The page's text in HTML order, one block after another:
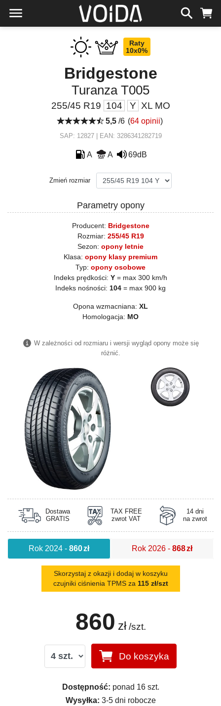
Raty
10x0%
Bridgestone
Turanza T005
255/45 R19 104 Y XL MO
5,5/6 (64 opinii)
SAP: 12827 | EAN: 3286341282719
A A 69dB
Zmień rozmiar
Parametry opony
Producent: Bridgestone
Rozmiar: 255/45 R19
Sezon: opony letnie
Klasa: opony klasy premium
Typ: opony osobowe
Indeks prędkości: Y = max 300 km/h
Indeks nośności: 104 = max 900 kg
Opona wzmacniana: XL
Homologacja: MO
W zależności od rozmiaru i wersji wygląd opony może się
różnić.
Dostawa
GRATIS
TAX FREE
zwrot VAT
14 dni
na zwrot
Rok 2024 -860zł Rok 2026 -868zł
Skorzystaj z okazji i dodaj w koszyku
czujniki ciśnienia TPMS za 115 zł/szt
860 zł /szt.
Do koszyka
Dostępność: ponad 16 szt.
Wysyłka: 3-5 dni robocze